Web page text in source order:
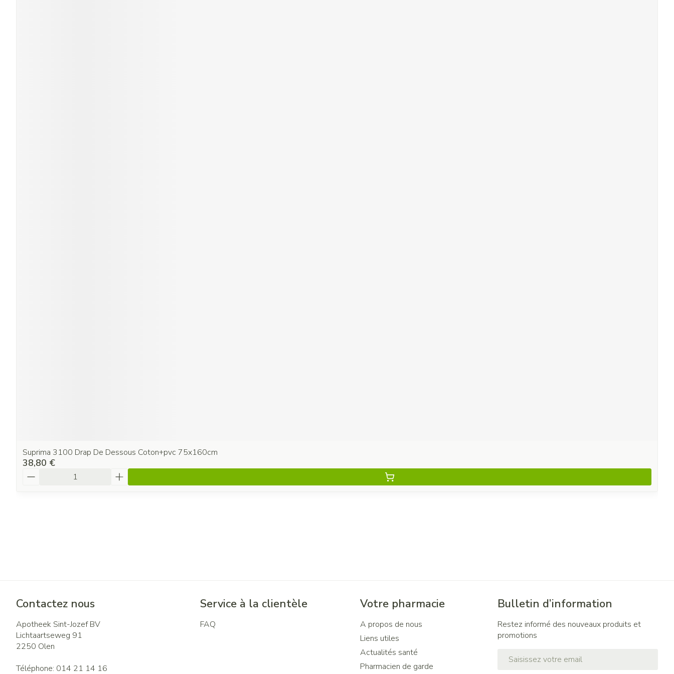
Suprima 3100 Drap De Dessous Coton+pvc 75x160cm
38,80 €
Contactez nous
Apotheek Sint-Jozef BV
Lichtaartseweg 91
2250 Olen
Téléphone: 014 21 14 16
Service à la clientèle
FAQ
Votre pharmacie
A propos de nous
Liens utiles
Actualités santé
Pharmacien de garde
Bulletin d’information
Restez informé des nouveaux produits et
promotions